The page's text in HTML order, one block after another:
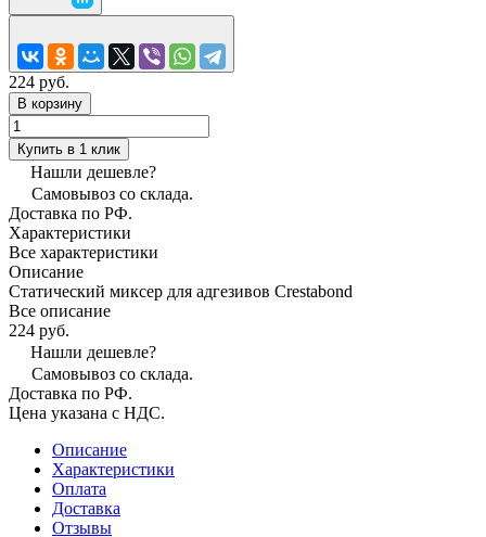
224 руб.
В корзину
Купить в 1 клик
Нашли дешевле?
Самовывоз со склада.
Доставка по РФ.
Характеристики
Все характеристики
Описание
Статический миксер для адгезивов Crestabond
Все описание
224 руб.
Нашли дешевле?
Самовывоз со склада.
Доставка по РФ.
Цена указана с НДС.
Описание
Характеристики
Оплата
Доставка
Отзывы